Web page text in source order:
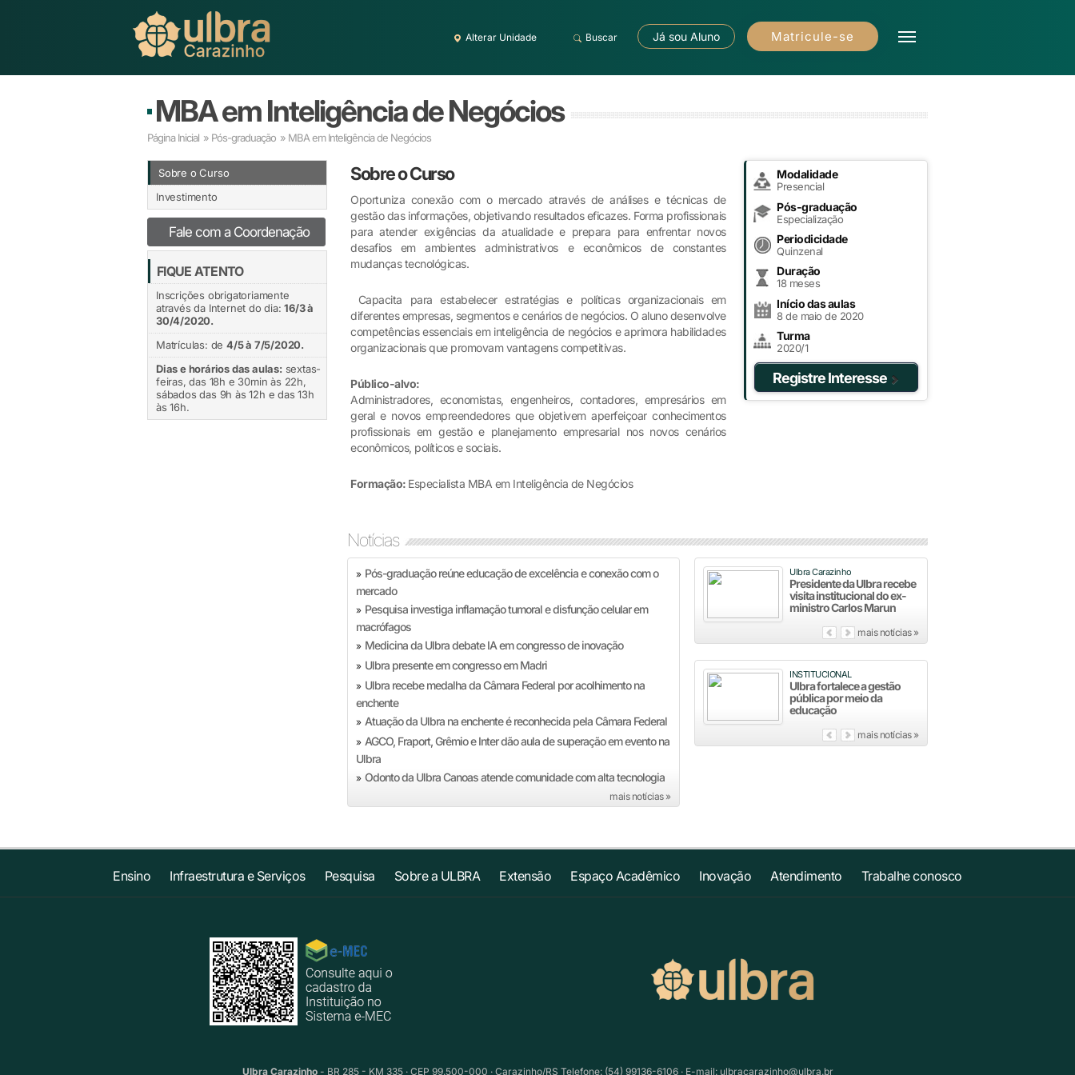
Alterar Unidade Buscar Já sou Aluno Matricule-se
MBA em Inteligência de Negócios
Página Inicial » Pós-graduação » MBA em Inteligência de Negócios
Sobre o Curso
Investimento
Fale com a Coordenação
FIQUE ATENTO
Inscrições obrigatoriamente
através da Internet do dia:16/3 à
30/4/2020.
Matrículas: de 4/5 à 7/5/2020.
Dias e horários das aulas: sextas-
feiras, das 18h e 30min às 22h,
sábados das 9h às 12h e das 13h
às 16h.
Sobre o Curso
Oportuniza conexão com o mercado através de análises e técnicas de
gestão das informações, objetivando resultados eficazes. Forma profissionais
para atender exigências da atualidade e prepara para enfrentar novos
desafios em ambientes administrativos e econômicos de constantes
mudanças tecnológicas.
Capacita para estabelecer estratégias e políticas organizacionais em
diferentes empresas, segmentos e cenários de negócios. O aluno desenvolve
competências essenciais em inteligência de negócios e aprimora habilidades
organizacionais que promovam vantagens competitivas.
Público-alvo:
Administradores, economistas, engenheiros, contadores, empresários em
geral e novos empreendedores que objetivem aperfeiçoar conhecimentos
profissionais em gestão e planejamento empresarial nos novos cenários
econômicos, políticos e sociais.
Formação: Especialista MBA em Inteligência de Negócios
Modalidade
Presencial
Pós-graduação
Especialização
Periodicidade
Quinzenal
Duração
18 meses
Início das aulas
8 de maio de 2020
Turma
2020/1
Registre Interesse
Notícias
» Pós-graduação reúne educação de excelência e conexão com o
mercado
» Pesquisa investiga inflamação tumoral e disfunção celular em
macrófagos
» Medicina da Ulbra debate IA em congresso de inovação
» Ulbra presente em congresso em Madri
» Ulbra recebe medalha da Câmara Federal por acolhimento na
enchente
» Atuação da Ulbra na enchente é reconhecida pela Câmara Federal
» AGCO, Fraport, Grêmio e Inter dão aula de superação em evento na
Ulbra
» Odonto da Ulbra Canoas atende comunidade com alta tecnologia
mais notícias »
Ulbra Carazinho
Presidente da Ulbra recebe
visita institucional do ex-
ministro Carlos Marun
mais notícias »
INSTITUCIONAL
Ulbra fortalece a gestão
pública por meio da
educação
mais notícias »
Ensino Infraestrutura e Serviços Pesquisa Sobre a ULBRA Extensão Espaço Acadêmico Inovação Atendimento Trabalhe conosco
Ulbra Carazinho- BR 285 - KM 335 · CEP 99.500-000 · Carazinho/RS Telefone: (54) 99136-6106 · E-mail: ulbracarazinho@ulbra.br